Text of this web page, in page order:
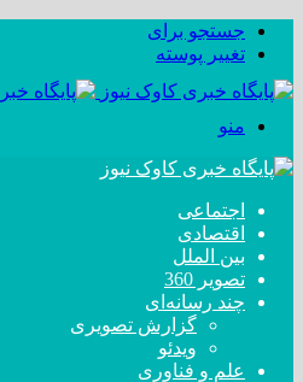
جستجو برای
تغییر پوسته
منو
اجتماعی
اقتصادی
بین الملل
تصویر 360
چند رسانه‌ای
گزارش تصویری
ویدئو
علم و فناوری